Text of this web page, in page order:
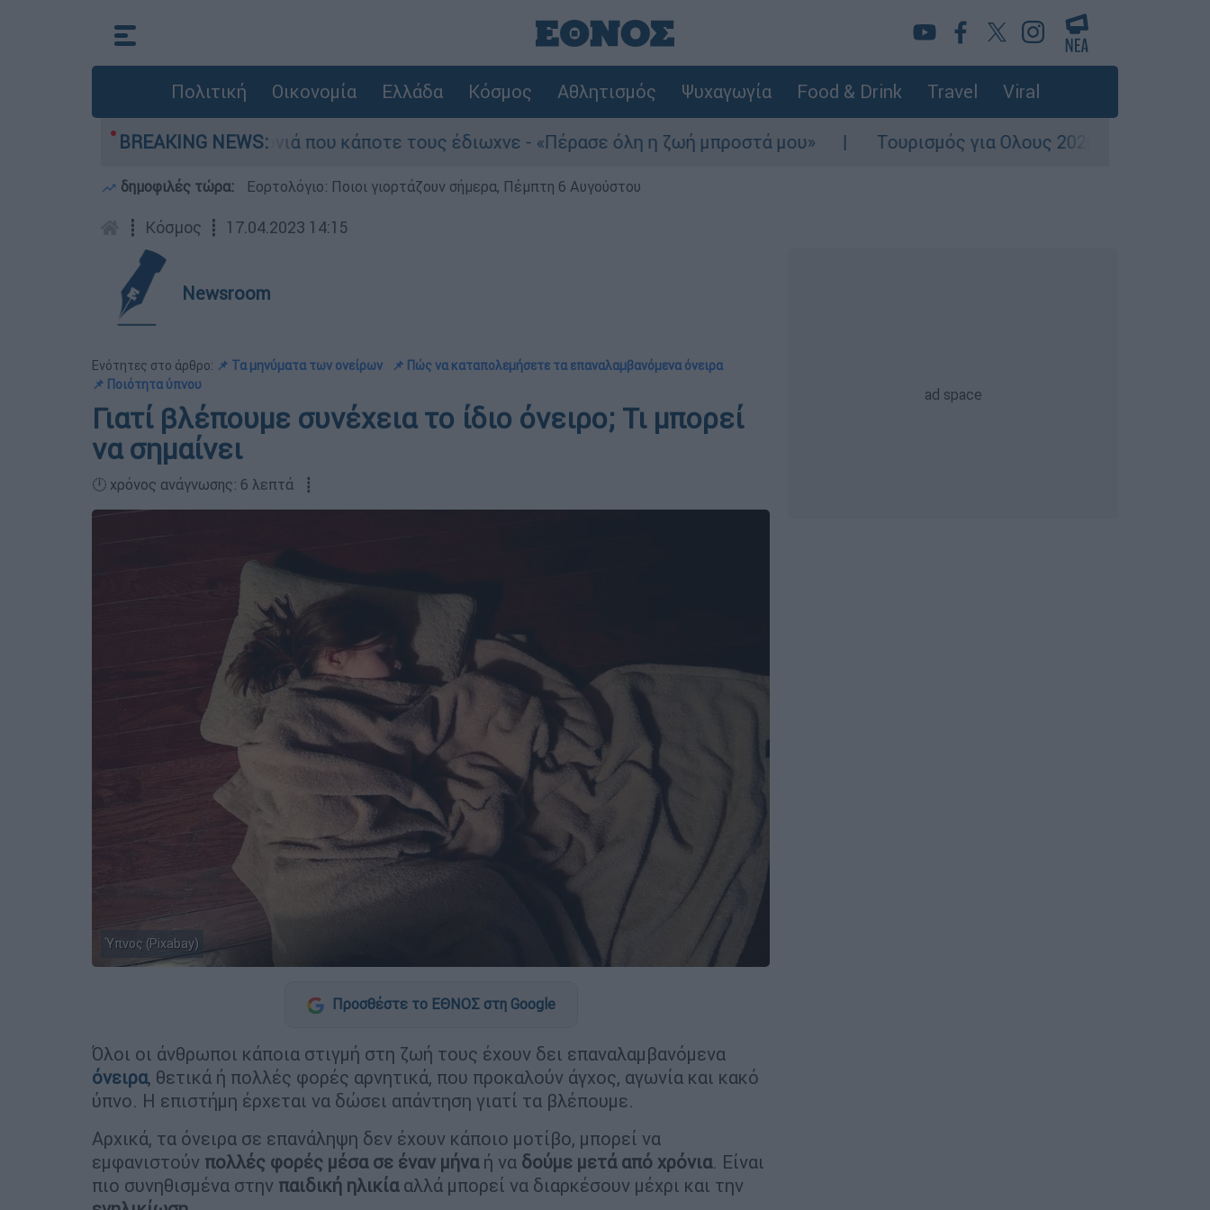
Πολιτική Οικονομία Ελλάδα Κόσμος Αθλητισμός Ψυχαγωγία Food & Drink Travel Viral
BREAKING NEWS:
φωτιά τη γειτονιά που κάποτε τους έδιωχνε - «Πέρασε όλη η ζωή μπροστά μου» Τουρισμός για Ολους 2026-2027: Τα SOS για να
δημοφιλές τώρα: Εορτολόγιο: Ποιοι γιορτάζουν σήμερα, Πέμπτη 6 Αυγούστου
┋ Κόσμος ┋ 17.04.2023 14:15
Newsroom
Ενότητες στο άρθρο: 📌 Τα μηνύματα των ονείρων
📌 Πώς να καταπολεμήσετε τα επαναλαμβανόμενα όνειρα
📌 Ποιότητα ύπνου
Γιατί βλέπουμε συνέχεια το ίδιο όνειρο; Τι μπορεί
να σημαίνει
🕛 χρόνος ανάγνωσης: 6 λεπτά ┋
Ύπνος (Pixabay)
Προσθέστε το ΕΘΝΟΣ στη Google
Όλοι οι άνθρωποι κάποια στιγμή στη ζωή τους έχουν δει επαναλαμβανόμενα
όνειρα, θετικά ή πολλές φορές αρνητικά, που προκαλούν άγχος, αγωνία και κακό
ύπνο. Η επιστήμη έρχεται να δώσει απάντηση γιατί τα βλέπουμε.
Αρχικά, τα όνειρα σε επανάληψη δεν έχουν κάποιο μοτίβο, μπορεί να
εμφανιστούν πολλές φορές μέσα σε έναν μήναή να δούμε μετά από χρόνια. Είναι
πιο συνηθισμένα στην παιδική ηλικίααλλά μπορεί να διαρκέσουν μέχρι και την